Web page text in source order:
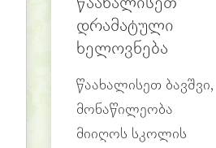
დრამატული
ხელოვნება
წაახალისეთ ბავშვი,
მონაწილეობა
მიიღოს სკოლის